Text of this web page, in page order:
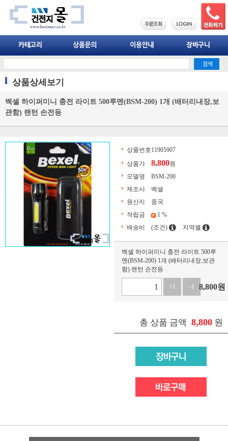
상품상세보기
벡셀 하이퍼미니 충전 라이트 500루멘(BSM-200) 1개 (배터리내장,보
관함) 랜턴 손전등
상품번호11905907
상품가
8,800원
모델명
BSM-200
제조사
벡셀
원산지
중국
적립금
1 %
배송비
(조건) 지역별
벡셀 하이퍼미니 충전 라이트 500루
멘(BSM-200) 1개 (배터리내장,보관
함) 랜턴 손전등
+1 -1 8,800원
총 상품 금액 8,800 원